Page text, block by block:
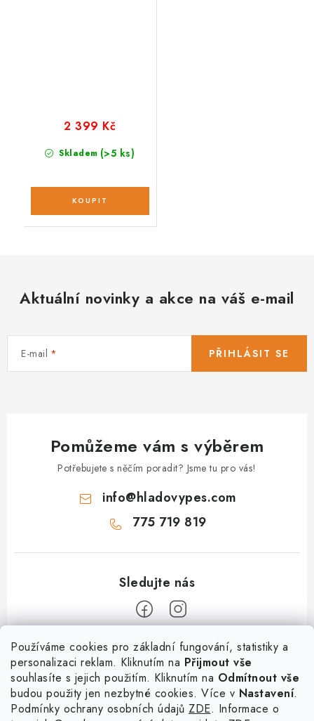
Používáme cookies pro základní fungování, statistiky a
personalizaci reklam. Kliknutím na Přijmout vše
souhlasíte s jejich použitím. Kliknutím na Odmítnout vše
budou použity jen nezbytné cookies. Více v Nastavení.
Podmínky ochrany osobních údajů ZDE. Informace o
Skladem (>5 ks)
2 399 Kč
Aktuální novinky a akce na váš e-mail
E-mail PŘIHLÁSIT SE
Pomůžeme vám s výběrem
Potřebujete s něčím poradit? Jsme tu pro vás!
info@hladovypes.com
775 719 819
Informace
O nás
Služby